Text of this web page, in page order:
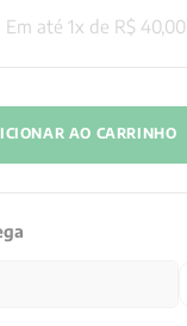
Em até1x de R$ 40,00
AO CARRINHO